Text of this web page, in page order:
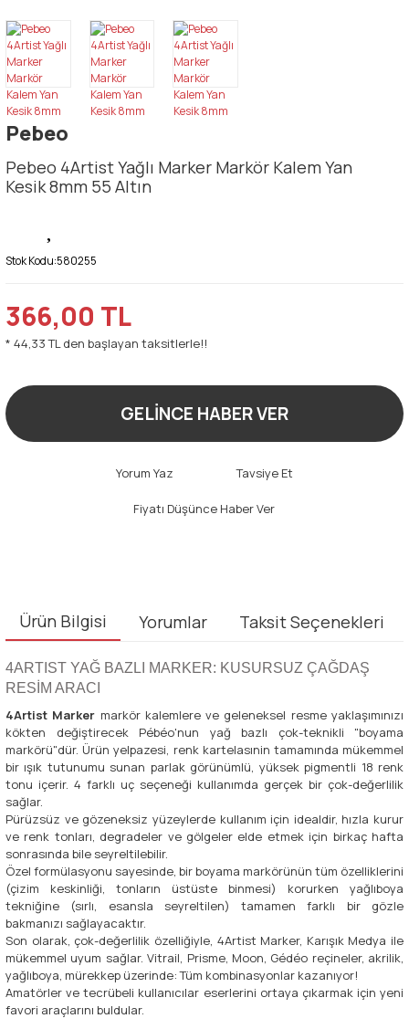
Pebeo
Pebeo 4Artist Yağlı Marker Markör Kalem Yan
Kesik 8mm 55 Altın
Stok Kodu:580255
366,00 TL
* 44,33 TL den başlayan taksitlerle!!
GELİNCE HABER VER
Yorum Yaz Tavsiye Et
Fiyatı Düşünce Haber Ver
Ürün Bilgisi Yorumlar Taksit Seçenekleri
4ARTIST YAĞ BAZLI MARKER: KUSURSUZ ÇAĞDAŞ
RESİM ARACI
4Artist Marker markör kalemlere ve geleneksel resme yaklaşımınızı
kökten değiştirecek Pébéo'nun yağ bazlı çok-teknikli "boyama
markörü"dür. Ürün yelpazesi, renk kartelasınin tamamında mükemmel
bir ışık tutunumu sunan parlak görünümlü, yüksek pigmentli 18 renk
tonu içerir. 4 farklı uç seçeneği kullanımda gerçek bir çok-değerlilik
sağlar.
Pürüzsüz ve gözeneksiz yüzeylerde kullanım için idealdir, hızla kurur
ve renk tonları, degradeler ve gölgeler elde etmek için birkaç hafta
sonrasında bile seyreltilebilir.
Özel formülasyonu sayesinde, bir boyama markörünün tüm özelliklerini
(çizim keskinliği, tonların üstüste binmesi) korurken yağlıboya
tekniğine (sırlı, esansla seyreltilen) tamamen farklı bir gözle
bakmanızı sağlayacaktır.
Son olarak, çok-değerlilik özelliğiyle, 4Artist Marker, Karışık Medya ile
mükemmel uyum sağlar. Vitrail, Prisme, Moon, Gédéo reçineler, akrilik,
yağlıboya, mürekkep üzerinde: Tüm kombinasyonlar kazanıyor!
Amatörler ve tecrübeli kullanıcılar eserlerini ortaya çıkarmak için yeni
favori araçlarını buldular.